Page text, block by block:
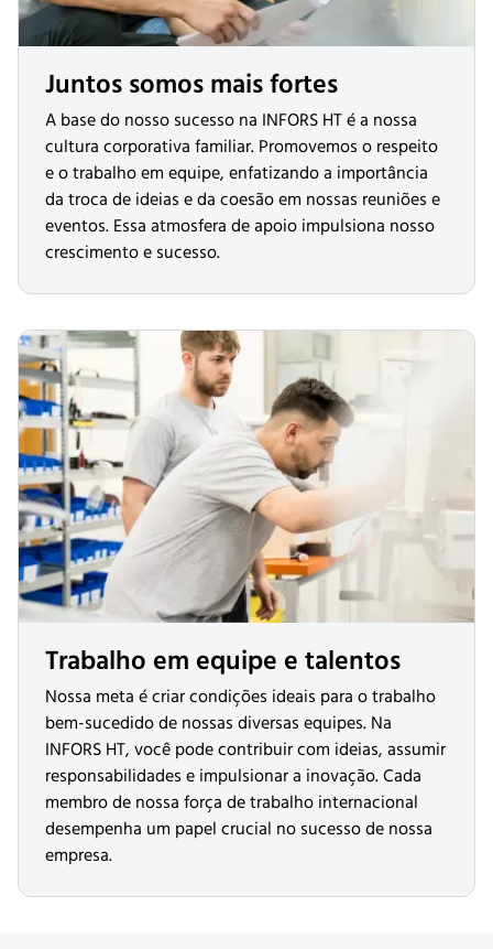
Juntos somos mais fortes
A base do nosso sucesso na INFORS HT é a nossa
cultura corporativa familiar. Promovemos o respeito
e o trabalho em equipe, enfatizando a importância
da troca de ideias e da coesão em nossas reuniões e
eventos. Essa atmosfera de apoio impulsiona nosso
crescimento e sucesso.
Trabalho em equipe e talentos
Nossa meta é criar condições ideais para o trabalho
bem-sucedido de nossas diversas equipes. Na
INFORS HT, você pode contribuir com ideias, assumir
responsabilidades e impulsionar a inovação. Cada
membro de nossa força de trabalho internacional
desempenha um papel crucial no sucesso de nossa
empresa.